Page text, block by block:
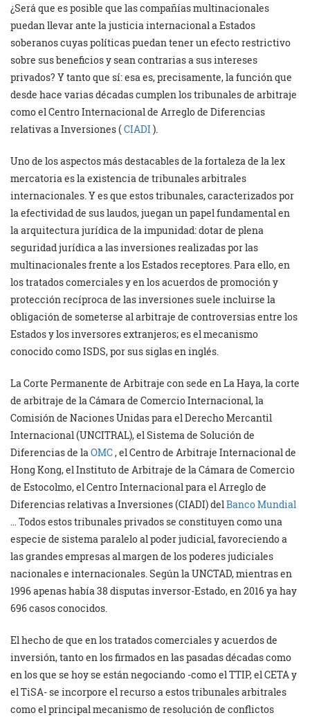
¿Será que es posible que las compañías multinacionales
puedan llevar ante la justicia internacional a Estados
soberanos cuyas políticas puedan tener un efecto restrictivo
sobre sus beneficios y sean contrarias a sus intereses
privados? Y tanto que sí: esa es, precisamente, la función que
desde hace varias décadas cumplen los tribunales de arbitraje
como el Centro Internacional de Arreglo de Diferencias
relativas a Inversiones (CIADI ).
Uno de los aspectos más destacables de la fortaleza de la lex
mercatoria es la existencia de tribunales arbitrales
internacionales. Y es que estos tribunales, caracterizados por
la efectividad de sus laudos, juegan un papel fundamental en
la arquitectura jurídica de la impunidad: dotar de plena
seguridad jurídica a las inversiones realizadas por las
multinacionales frente a los Estados receptores. Para ello, en
los tratados comerciales y en los acuerdos de promoción y
protección recíproca de las inversiones suele incluirse la
obligación de someterse al arbitraje de controversias entre los
Estados y los inversores extranjeros; es el mecanismo
conocido como ISDS, por sus siglas en inglés.
La Corte Permanente de Arbitraje con sede en La Haya, la corte
de arbitraje de la Cámara de Comercio Internacional, la
Comisión de Naciones Unidas para el Derecho Mercantil
Internacional (UNCITRAL), el Sistema de Solución de
Diferencias de la OMC, el Centro de Arbitraje Internacional de
Hong Kong, el Instituto de Arbitraje de la Cámara de Comercio
de Estocolmo, el Centro Internacional para el Arreglo de
Diferencias relativas a Inversiones (CIADI) del Banco Mundial
… Todos estos tribunales privados se constituyen como una
especie de sistema paralelo al poder judicial, favoreciendo a
las grandes empresas al margen de los poderes judiciales
nacionales e internacionales. Según la UNCTAD, mientras en
1996 apenas había 38 disputas inversor-Estado, en 2016 ya hay
696 casos conocidos.
El hecho de que en los tratados comerciales y acuerdos de
inversión, tanto en los firmados en las pasadas décadas como
en los que se hoy se están negociando -como el TTIP, el CETA y
el TiSA- se incorpore el recurso a estos tribunales arbitrales
como el principal mecanismo de resolución de conflictos